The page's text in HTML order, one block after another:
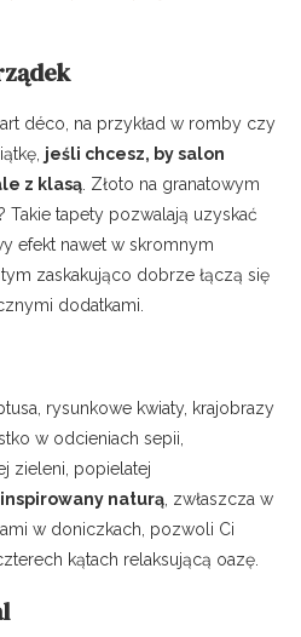
déco, na przykład w romby czy
jeśli chcesz, by salon
z klasą . Złoto na granatowym
Takie tapety pozwalają uzyskać
efekt nawet w skromnym
zaskakująco dobrze łączą się
dodatkami.
rysunkowe kwiaty, krajobrazy
w odcieniach sepii,
zieleni, popielatej
naturą , zwłaszcza w
w doniczkach, pozwoli Ci
kątach relaksującą oazę.